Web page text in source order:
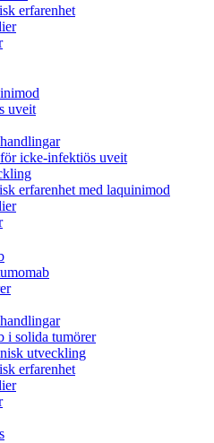
erfarenhet
uveit
icke-infektiös uveit
erfarenhet med laquinimod
i solida tumörer
utveckling
erfarenhet